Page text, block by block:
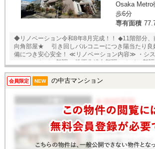
Osaka Metro
歩6分
専有面積
◆リノベーション令和8年8月完成！！ ◆11階部分、南・西・北向き３方
向角部屋★ 引き回しバルコニーにつき陽当たり良好♪ ◆オートロッ
備につき安心安全！ ≪リノベーション内容≫ ・システムキッチン新調
・ユニットバス新調 ・洗面化粧台新調 ・トイレ新
ロス、床材張替 ★即日内覧可能物件！お好きな日時でご内覧可能！★ 当
店までお電話いただくか、もしくは24時間対応可能
合わせ」フォームよりお問い合わせ下さい！業務に
丁寧に対応致します。ご来店が困難な場合は、ご希
会員限定 NEW の中古マンション